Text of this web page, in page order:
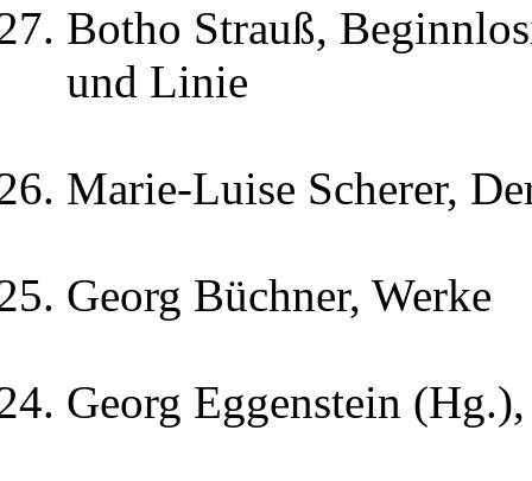
Botho Strauß,
und Linie
Marie-Luise Scherer,
Georg Büchner, Werke
Georg Eggenstein